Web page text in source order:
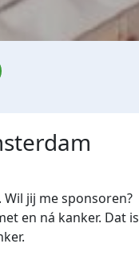
jij me sponsoren?
en ná kanker. Dat is